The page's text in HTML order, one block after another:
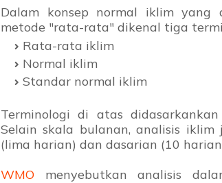
Dalam konsep normal iklim
metode "rata-rata" dikenal tiga
Rata-rata iklim
Normal iklim
Standar normal iklim
Terminologi di atas
Selain skala bulanan, analisis
(lima harian) dan dasarian (10
WMO menyebutkan analisis